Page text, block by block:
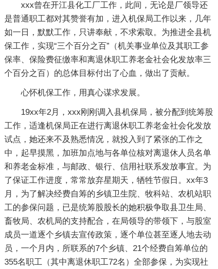
xxx曾在开江县化工厂工作，此间，无论是厂领导还
是普通职工都对其赞誉有加，进入机保局工作以来，几年
如一日，默默工作，只讲奉献，不求索取。为推进全县机
保工作，实现“三个百分之百”（机关事业单位及其职工参
保率、保险费征缴率和离退休职工养老金社会化发放率三
个百分之百）的总体目标付出了心血，做出了贡献。
心怀机保工作，用真心谋求发展。
19xx年2月，xxx刚刚调入县机保局，被分配到统筹股
工作，适逢机保局正在进行离退休职工养老金社会化发放
试点，她还来不及熟悉情况，就投入到了紧张的工作之
中，起早摸黑，加班加点地与各单位核对离退休人员名单
和养老金标准，与邮政、银行、信用社联系发放事宜。为
了保证工作进度，常常放弃星期天，牺牲节假日。xx年3
月，为了解决经费自筹的乡镇卫生院、牧科站、农机站职
工的参保问题，已是统筹股股长的她积极争取县卫生局、
畜牧局、农机局的支持配合，在局领导的带领下，与股室
成员一道逐个乡镇去宣传政策，逐个单位甚至逐人地去动
员，一个月内，所联系的7个乡镇、21个经费自筹单位的
355名职工（其中离退休职工72名）全部参保，为实现社